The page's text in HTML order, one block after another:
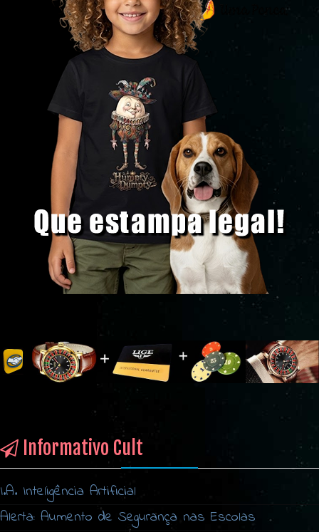
Informativo Cult
I.A. Inteligência Artificial
Alerta: Aumento de Segurança nas Escolas